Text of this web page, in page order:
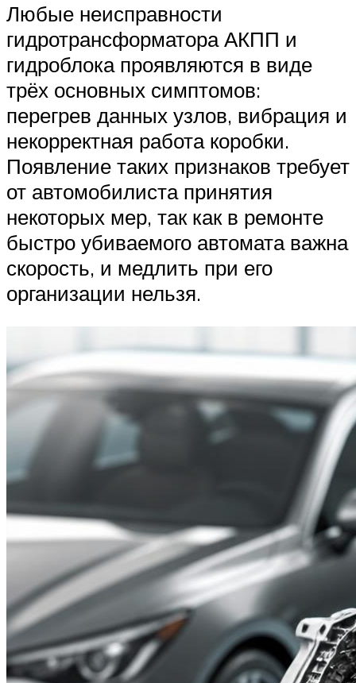
Любые неисправности
гидротрансформатора АКПП и
гидроблока проявляются в виде
трёх основных симптомов:
перегрев данных узлов, вибрация и
некорректная работа коробки.
Появление таких признаков требует
от автомобилиста принятия
некоторых мер, так как в ремонте
быстро убиваемого автомата важна
скорость, и медлить при его
организации нельзя.